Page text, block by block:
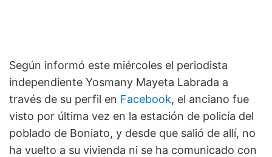
Según informó este miércoles el periodista
independiente Yosmany Mayeta Labrada a
través de su perfil en Facebook, el anciano fue
visto por última vez en la estación de policía del
poblado de Boniato, y desde que salió de allí, no
ha vuelto a su vivienda ni se ha comunicado con